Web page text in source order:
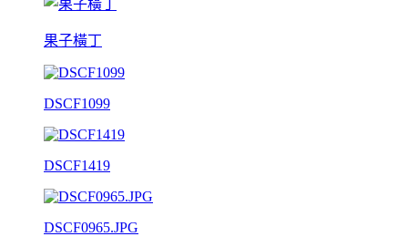
果子橫丁
DSCF1099
DSCF1419
DSCF0965.JPG